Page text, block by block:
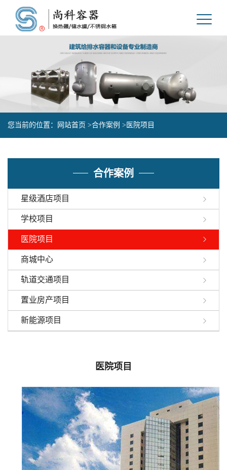
您当前的位置： 网站首页 >合作案例 > 医院项目
合作案例
星级酒店项目
学校项目
医院项目
商城中心
轨道交通项目
置业房产项目
新能源项目
医院项目